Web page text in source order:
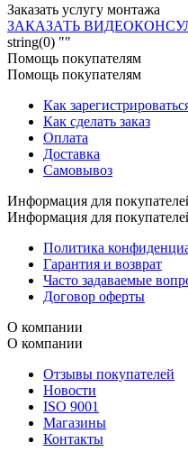
Заказать услугу монтажа
ЗАКАЗАТЬ
string(0) ""
Помощь покупателям
Помощь покупателям
Как
Как сделать заказ
Оплата
Доставка
Самовывоз
Информация для
Информация для
Политика
Гарантия и возврат
Часто задаваемые
Договор оферты
О компании
О компании
Отзывы покупателей
Новости
ISO 9001
Магазины
Контакты